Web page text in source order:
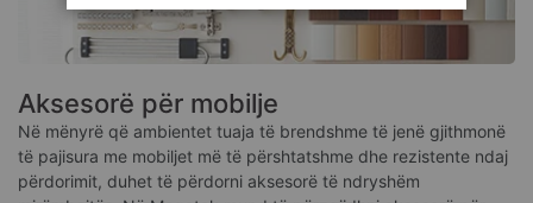
Aksesorë për mobilje
Në mënyrë që ambientet tuaja të brendshme të jenë gjithmonë
të pajisura me mobiljet më të përshtatshme dhe rezistente ndaj
përdorimit, duhet të përdorni aksesorë të ndryshëm